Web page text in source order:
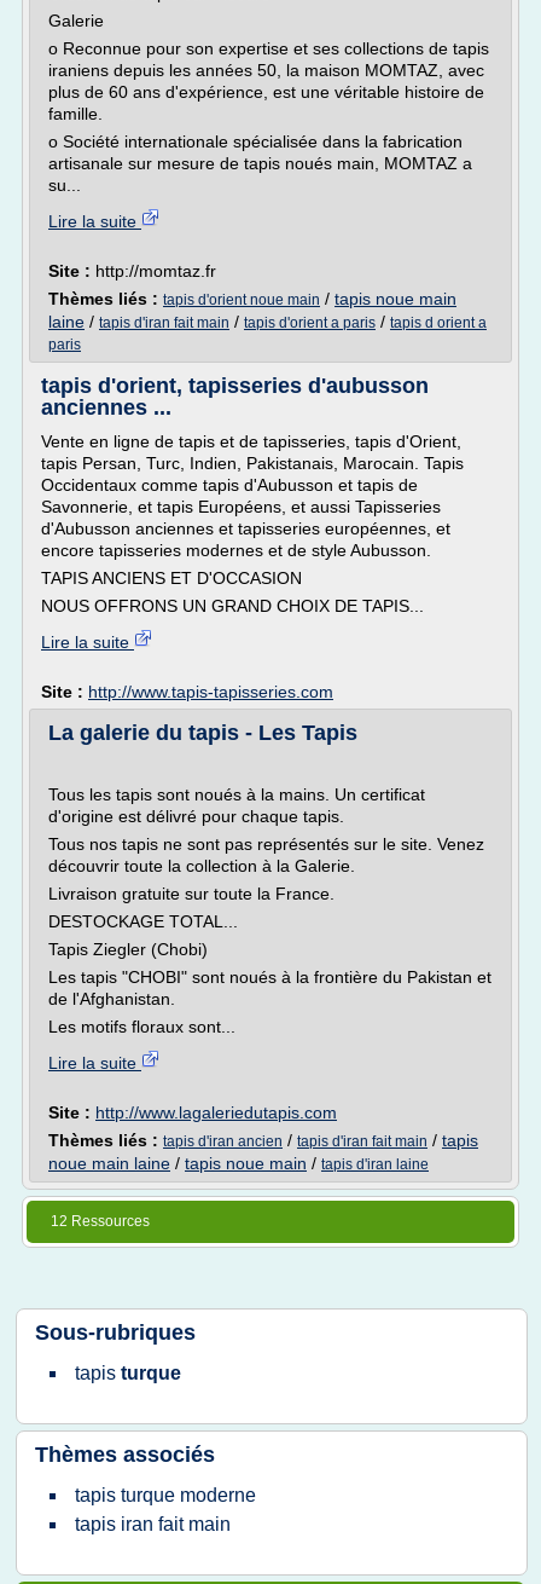
Galerie
o Reconnue pour son expertise et ses collections de tapis
iraniens depuis les années 50, la maison MOMTAZ, avec
plus de 60 ans d'expérience, est une véritable histoire de
famille.
o Société internationale spécialisée dans la fabrication
artisanale sur mesure de tapis noués main, MOMTAZ a
su...
Lire la suite
Site : http://momtaz.fr
Thèmes liés : tapis d'orient noue main / tapis noue main
laine / tapis d'iran fait main / tapis d'orient a paris / tapis d orient a
paris
tapis d'orient, tapisseries d'aubusson
anciennes ...
Vente en ligne de tapis et de tapisseries, tapis d'Orient,
tapis Persan, Turc, Indien, Pakistanais, Marocain. Tapis
Occidentaux comme tapis d'Aubusson et tapis de
Savonnerie, et tapis Européens, et aussi Tapisseries
d'Aubusson anciennes et tapisseries européennes, et
encore tapisseries modernes et de style Aubusson.
TAPIS ANCIENS ET D'OCCASION
NOUS OFFRONS UN GRAND CHOIX DE TAPIS...
Lire la suite
Site : http://www.tapis-tapisseries.com
La galerie du tapis - Les Tapis
Tous les tapis sont noués à la mains. Un certificat
d'origine est délivré pour chaque tapis.
Tous nos tapis ne sont pas représentés sur le site. Venez
découvrir toute la collection à la Galerie.
Livraison gratuite sur toute la France.
DESTOCKAGE TOTAL...
Tapis Ziegler (Chobi)
Les tapis "CHOBI" sont noués à la frontière du Pakistan et
de l'Afghanistan.
Les motifs floraux sont...
Lire la suite
Site : http://www.lagaleriedutapis.com
Thèmes liés : tapis d'iran ancien / tapis d'iran fait main / tapis
noue main laine / tapis noue main / tapis d'iran laine
12 Ressources
Sous-rubriques
tapis turque
Thèmes associés
tapis turque moderne
tapis iran fait main